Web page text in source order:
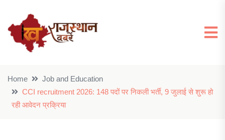
Home
Job and Education
CCI recruitment 2026: 148 पदों पर निकली भर्ती, 9 जुलाई से शुरू हो
रही आवेदन प्रक्रिया